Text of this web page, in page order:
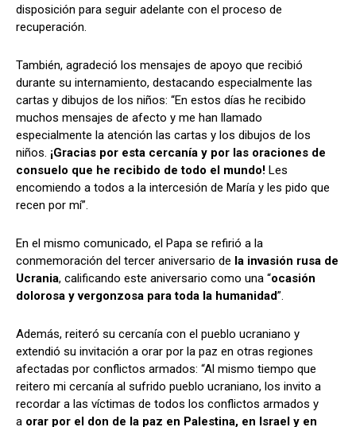
disposición para seguir adelante con el proceso de
recuperación.
También, agradeció los mensajes de apoyo que recibió
durante su internamiento, destacando especialmente las
cartas y dibujos de los niños: “En estos días he recibido
muchos mensajes de afecto y me han llamado
especialmente la atención las cartas y los dibujos de los
niños. ¡Gracias por esta cercanía y por las oraciones de
consuelo que he recibido de todo el mundo! Les
encomiendo a todos a la intercesión de María y les pido que
recen por mí”.
En el mismo comunicado, el Papa se refirió a la
conmemoración del tercer aniversario de la invasión rusa de
Ucrania, calificando este aniversario como una “ocasión
dolorosa y vergonzosa para toda la humanidad”.
Además, reiteró su cercanía con el pueblo ucraniano y
extendió su invitación a orar por la paz en otras regiones
afectadas por conflictos armados: “Al mismo tiempo que
reitero mi cercanía al sufrido pueblo ucraniano, los invito a
recordar a las víctimas de todos los conflictos armados y
a orar por el don de la paz en Palestina, en Israel y en